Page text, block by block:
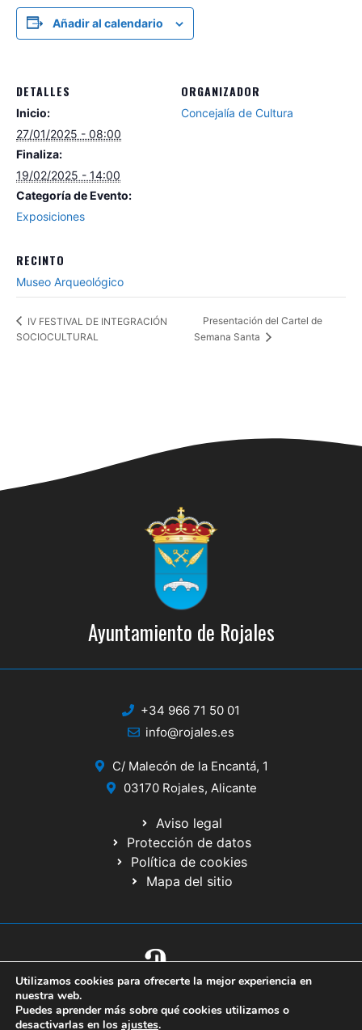
Añadir al calendario
DETALLES
Inicio:
27/01/2025 - 08:00
Finaliza:
19/02/2025 - 14:00
Categoría de Evento:
Exposiciones
ORGANIZADOR
Concejalía de Cultura
RECINTO
Museo Arqueológico
IV FESTIVAL DE INTEGRACIÓN
SOCIOCULTURAL
Presentación del Cartel de
Semana Santa
Ayuntamiento de Rojales
+34 966 71 50 01
info@rojales.es
C/ Malecón de la Encantá, 1
03170 Rojales, Alicante
Aviso legal
Protección de datos
Política de cookies
Mapa del sitio
© 2020 Web desarrollada por el Servicio de Informática de Diputación
de Alicante
Utilizamos cookies para ofrecerte la mejor experiencia en
nuestra web.
Puedes aprender más sobre qué cookies utilizamos o
desactivarlas en los ajustes.